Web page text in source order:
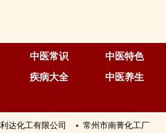
中医常识
中医特色
疾病大全
中医养生
达化工有限公司 常州市南菁化工厂